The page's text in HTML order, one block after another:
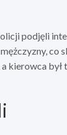
podjęli
mężczyzny, co
kierowca